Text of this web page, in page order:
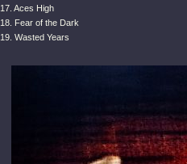
17. Aces High
18. Fear of the Dark
19. Wasted Years